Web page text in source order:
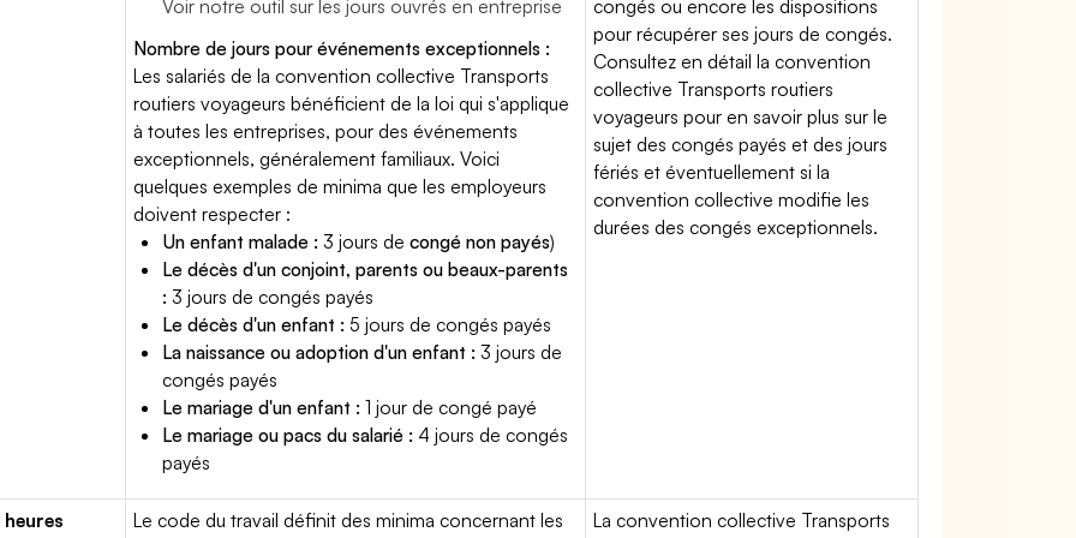
Voir notre outil sur les jours ouvrés en entreprise
Nombre de jours pour événements exceptionnels :
Les salariés de la convention collective Transports
routiers voyageurs bénéficient de la loi qui s'applique
à toutes les entreprises, pour des événements
exceptionnels, généralement familiaux. Voici
quelques exemples de minima que les employeurs
doivent respecter :
Un enfant malade : 3 jours decongé non payés)
Le décès d'un conjoint, parents ou beaux-parents
: 3 jours de congés payés
Le décès d'un enfant : 5 jours de congés payés
La naissance ou adoption d'un enfant : 3 jours de
congés payés
Le mariage d'un enfant : 1 jour de congé payé
Le mariage ou pacs du salarié : 4 jours de congés
payés
congés ou encore les dispositions
pour récupérer ses jours de congés.
Consultez en détail la convention
collective Transports routiers
voyageurs pour en savoir plus sur le
sujet des congés payés et des jours
fériés et éventuellement si la
convention collective modifie les
durées des congés exceptionnels.
heures
Le code du travail définit des minima concernant les
La convention collective Transports